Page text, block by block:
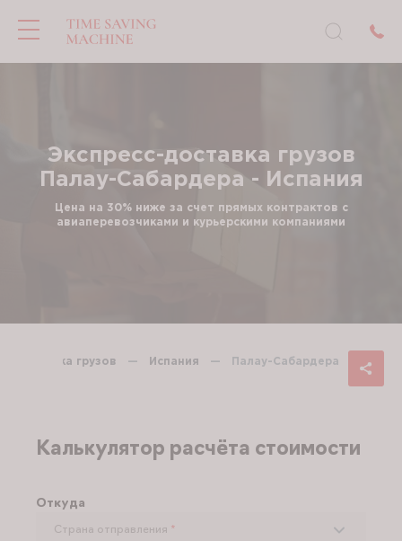
Экспресс-доставка грузов
Палау-Сабардера - Испания
Цена на 30% ниже за счет прямых контрактов с
авиаперевозчиками и курьерскими компаниями
доставка грузов — Испания — Палау-Сабардера
Калькулятор расчёта стоимости
Откуда
Страна отправления *